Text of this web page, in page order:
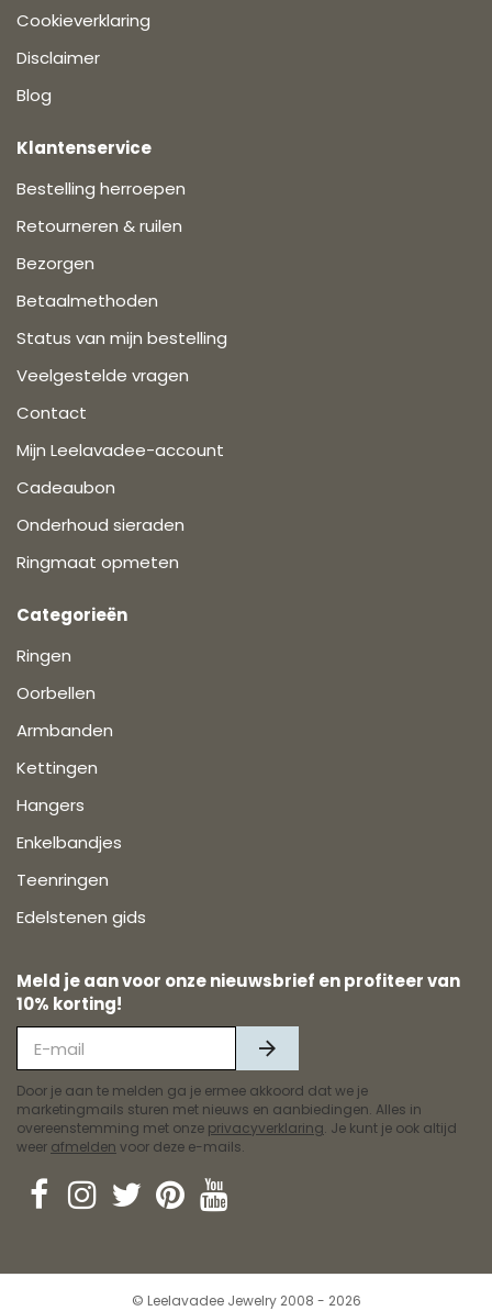
Cookieverklaring
Disclaimer
Blog
Klantenservice
Bestelling herroepen
Retourneren & ruilen
Bezorgen
Betaalmethoden
Status van mijn bestelling
Veelgestelde vragen
Contact
Mijn Leelavadee-account
Cadeaubon
Onderhoud sieraden
Ringmaat opmeten
Categorieën
Ringen
Oorbellen
Armbanden
Kettingen
Hangers
Enkelbandjes
Teenringen
Edelstenen gids
Meld je aan voor onze nieuwsbrief en profiteer van
10% korting!
Door je aan te melden ga je ermee akkoord dat we je
marketingmails sturen met nieuws en aanbiedingen. Alles in
overeenstemming met onze privacyverklaring. Je kunt je ook altijd
weer afmelden voor deze e-mails.
© Leelavadee Jewelry 2008 - 2026